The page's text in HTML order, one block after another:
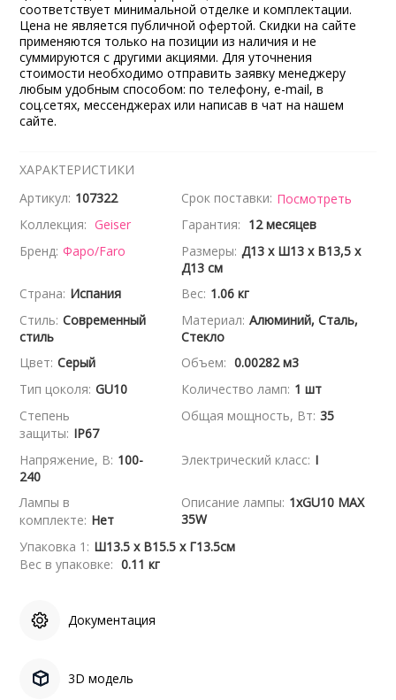
соответствует минимальной отделке и комплектации.
Цена не является публичной офертой. Скидки на сайте
применяются только на позиции из наличия и не
суммируются с другими акциями. Для уточнения
стоимости необходимо отправить заявку менеджеру
любым удобным способом: по телефону, e-mail, в
соц.сетях, мессенджерах или написав в чат на нашем
сайте.
ХАРАКТЕРИСТИКИ
Артикул: 107322 Срок поставки: Посмотреть
Коллекция: Geiser Гарантия: 12 месяцев
Бренд: Фаро/Faro Размеры: Д13 x Ш13 x В13,5 x
Д13 см
Страна: Испания Вес: 1.06 кг
Стиль: Современный
стиль
Материал: Алюминий, Сталь,
Стекло
Цвет: Серый Объем: 0.00282 м3
Тип цоколя: GU10 Количество ламп: 1 шт
Степень
защиты: IP67
Общая мощность, Вт: 35
Напряжение, В: 100-
240
Электрический класс: I
Лампы в
комплекте: Нет
Описание лампы: 1xGU10 MAX
35W
Упаковка 1: Ш13.5 x В15.5 x Г13.5см
Вес в упаковке: 0.11 кг
Документация
3D модель